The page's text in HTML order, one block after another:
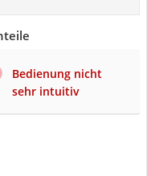
Bedienung nicht
sehr intuitiv